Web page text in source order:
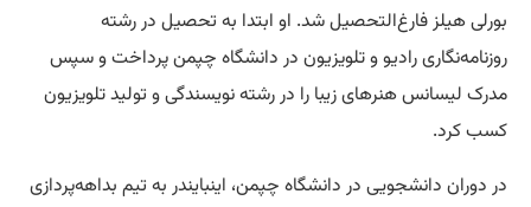
بورلی هیلز فارغ‌التحصیل شد. او ابتدا به تحصیل در رشته
روزنامه‌نگاری رادیو و تلویزیون در دانشگاه چپمن پرداخت و سپس
مدرک لیسانس هنرهای زیبا را در رشته نویسندگی و تولید تلویزیون
کسب کرد.
در دوران دانشجویی در دانشگاه چپمن، اینبایندر به تیم بداهه‌پردازی